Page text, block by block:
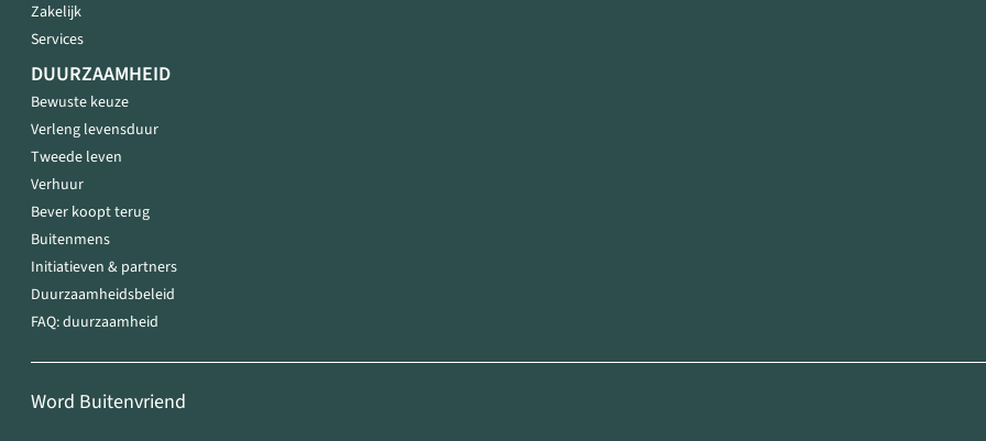
Zakelijk
Services
DUURZAAMHEID
Bewuste keuze
Verleng levensduur
Tweede leven
Verhuur
Bever koopt terug
Buitenmens
Initiatieven & partners
Duurzaamheidsbeleid
FAQ: duurzaamheid
Word Buitenvriend